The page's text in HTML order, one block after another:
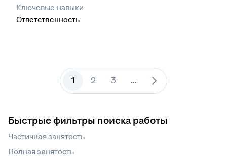
Ключевые навыки
Ответственность
1 2 3 ...
Быстрые фильтры поиска работы
Частичная занятость
Полная занятость